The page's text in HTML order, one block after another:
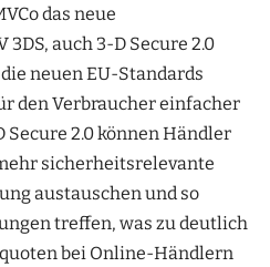
das neue
auch 3-D Secure 2.0
neuen EU-Standards
den Verbraucher einfacher
Secure 2.0 können Händler
sicherheitsrelevante
austauschen und so
treffen, was zu deutlich
bei Online-Händlern